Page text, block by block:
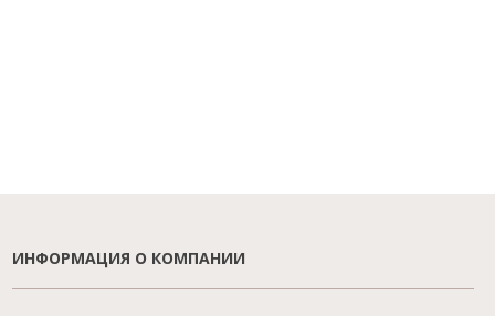
ИНФОРМАЦИЯ О КОМПАНИИ